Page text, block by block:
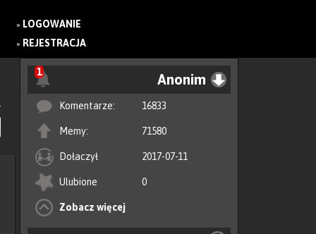
» LOGOWANIE
» REJESTRACJA
1 Anonim
Komentarze: 16833
Memy: 71580
Dołaczył 2017-07-11
Ulubione 0
Zobacz więcej